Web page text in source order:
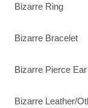
Bizarre Ring
Bizarre Bracelet
Bizarre Pierce
Bizarre Leather/